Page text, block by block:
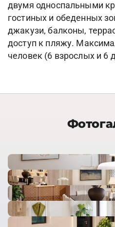
двумя односпальными
гостиных и обеденных
джакузи, балконы,
доступ к пляжу.
человек (6 взрослых и 6